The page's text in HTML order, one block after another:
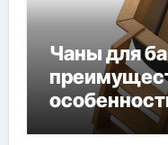
Чаны для